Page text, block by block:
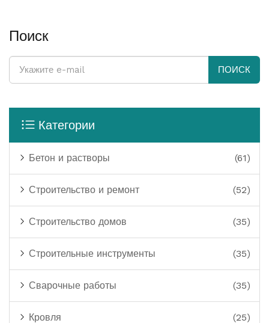
Поиск
ПОИСК
Категории
Бетон и растворы (61)
Строительство и ремонт (52)
Строительство домов (35)
Строительные инструменты (35)
Сварочные работы (35)
Кровля (25)